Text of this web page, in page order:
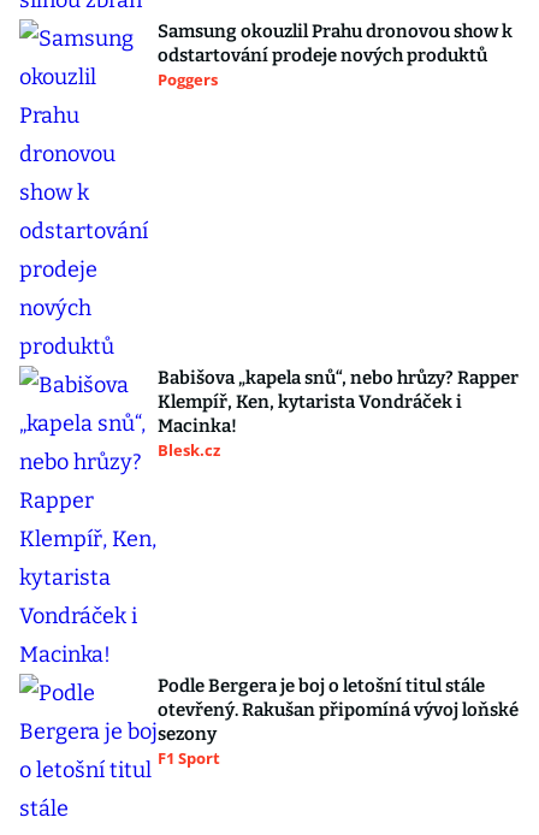
Samsung okouzlil Prahu dronovou show k
odstartování prodeje nových produktů
Poggers
Babišova „kapela snů“, nebo hrůzy? Rapper
Klempíř, Ken, kytarista Vondráček i
Macinka!
Blesk.cz
Podle Bergera je boj o letošní titul stále
otevřený. Rakušan připomíná vývoj loňské
sezony
F1 Sport